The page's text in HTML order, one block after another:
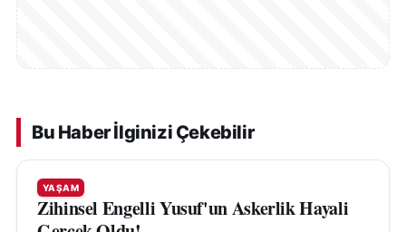
Bu Haber İlginizi Çekebilir
YAŞAM
Zihinsel Engelli Yusuf'un Askerlik Hayali